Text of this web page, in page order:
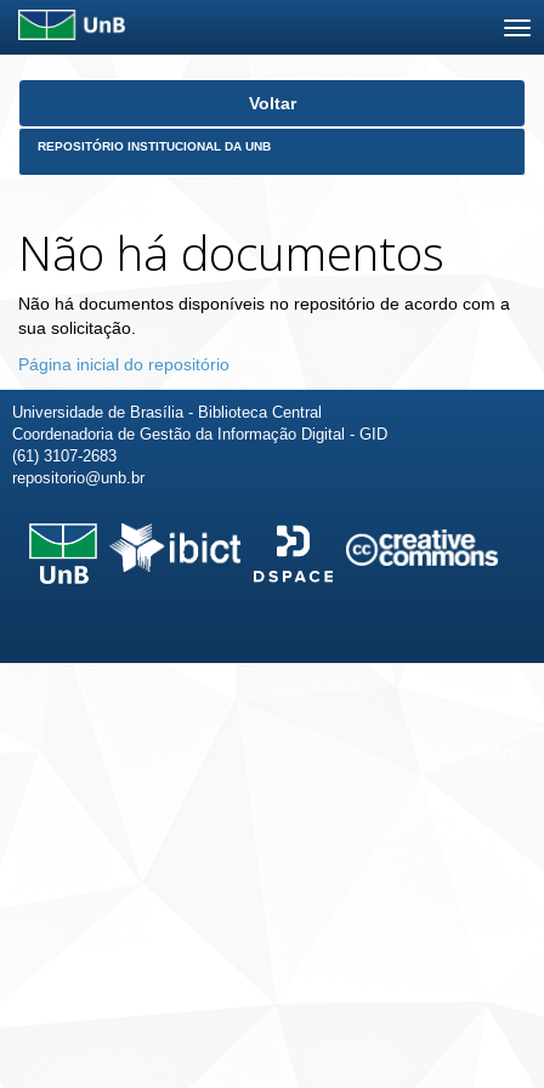
Skip
Voltar
REPOSITÓRIO INSTITUCIONAL DA UNB
Não há documentos
Não há documentos disponíveis no repositório de acordo com a
sua solicitação.
Página inicial do repositório
Universidade de Brasília - Biblioteca Central
Coordenadoria de Gestão da Informação Digital - GID
(61) 3107-2683
repositorio@unb.br